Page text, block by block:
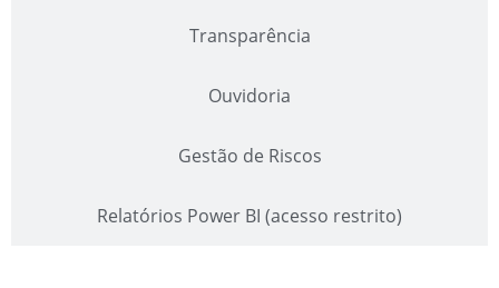
Transparência
Ouvidoria
Gestão de Riscos
Relatórios Power BI (acesso restrito)